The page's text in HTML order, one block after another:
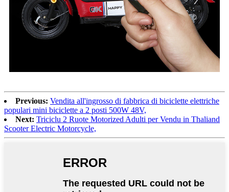
Previous: Vendita all'ingrosso di fabbrica di biciclette elettriche
populari mini biciclette a 2 posti 500W 48V,
Next: Triciclu 2 Ruote Motorized Adulti per Vendu in Thaliand
Scooter Electric Motorcycle,